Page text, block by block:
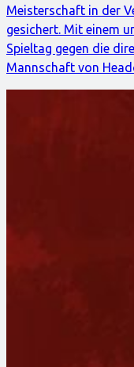
Meisterschaft in der
gesichert. Mit einem
Spieltag gegen die
Mannschaft von